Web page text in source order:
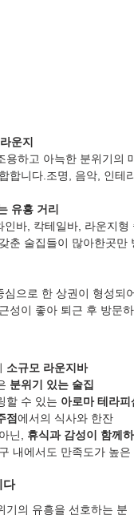
운지
용하고 아늑한 분위기의
합니다.조명, 음악, 인테
유흥 거리
인바, 칵테일바, 라운지
춘 술집들이 많아한곳만
심으로 한 상권이 형성되
성이 좋아 퇴근 후 방문
소규모 라운지바
분위기 있는 술집
할 수 있는 아로마 테라
점에서의 식사와 한잔
닌, 휴식과 감성이 함께
내에서도 만족도가 높
다
기의 유흥을 선호하는 분